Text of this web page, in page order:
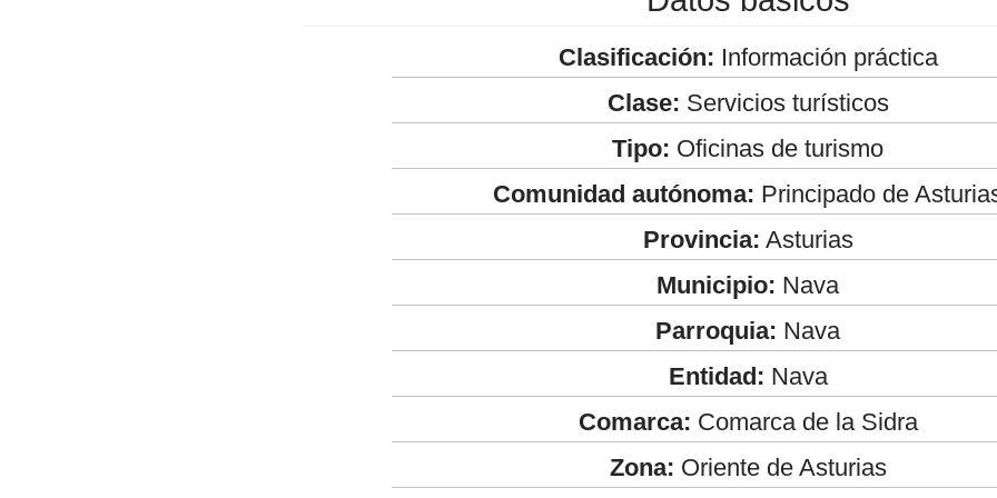
Clasificación: Información práctica
Clase: Servicios turísticos
Tipo: Oficinas de turismo
Comunidad autónoma: Principado de
Provincia: Asturias
Municipio: Nava
Parroquia: Nava
Entidad: Nava
Comarca: Comarca de la Sidra
Zona: Oriente de Asturias